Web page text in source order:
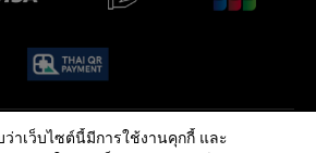
ย
นส่วนตัว นโยบายคุกกี้
าเว็บไซต์นี้มีการใช้งานคุกกี้ และ